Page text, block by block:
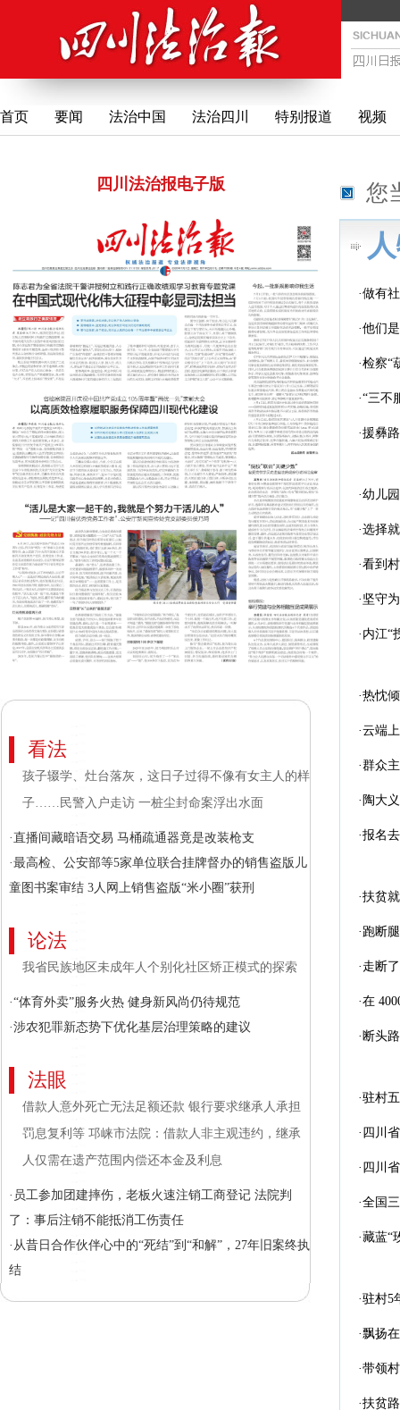
首页 要闻 法治中国 法治四川 特别报道 视频
四川法治报电子版
看法
孩子辍学、灶台落灰，这日子过得不像有女主人的样
子……民警入户走访 一桩尘封命案浮出水面
·直播间藏暗语交易 马桶疏通器竟是改装枪支
·最高检、公安部等5家单位联合挂牌督办的销售盗版儿
童图书案审结 3人网上销售盗版“米小圈”获刑
论法
我省民族地区未成年人个别化社区矫正模式的探索
·“体育外卖”服务火热 健身新风尚仍待规范
·涉农犯罪新态势下优化基层治理策略的建议
法眼
借款人意外死亡无法足额还款 银行要求继承人承担
罚息复利等 邛崃市法院：借款人非主观违约，继承
人仅需在遗产范围内偿还本金及利息
·员工参加团建摔伤，老板火速注销工商登记 法院判
了：事后注销不能抵消工伤责任
·从昔日合作伙伴心中的“死结”到“和解”，27年旧案终执
结
您
·做有
·他们
·检察“
·“三不
·援彝
·幼儿
·选择
·看到
·坚守
·内江“
·热忱
·云端
·群众
·陶大
·报名
·扶贫
·跑断
·走断
·在
·断头
·驻村
·四川
·四川
·全国
·藏蓝“
·驻村5
·飘扬
·带领
·扶贫